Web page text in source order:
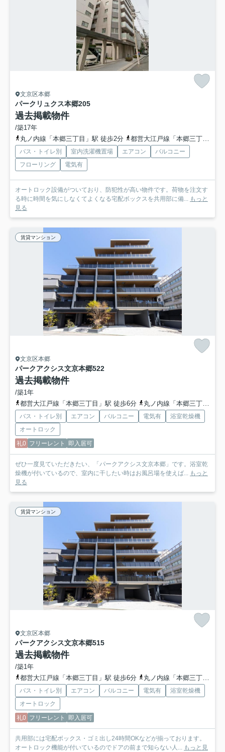
文京区本郷
パークリュクス本郷205
過去掲載物件
/築17年
丸ノ内線「本郷三丁目」駅 徒歩2分
都営大江戸線「本郷三丁目」駅 徒歩3分
バス・トイレ別 室内洗濯機置場 エアコン
バルコニー
フローリング
電気有
オートロック設備がついており、防犯性が高い物件です。荷物を注文す
る時に時間を気にしなくてよくなる宅配ボックスを共用部に備... もっと
見る
賃貸マンション
文京区本郷
パークアクシス文京本郷522
過去掲載物件
/築1年
都営大江戸線「本郷三丁目」駅 徒歩6分
丸ノ内線「本郷三丁目」駅 徒歩6分
バス・トイレ別 エアコン バルコニー 電気有
浴室乾燥機
オートロック
礼0 フリーレント 即入居可
ぜひ一度見ていただきたい、「パークアクシス文京本郷」です。浴室乾
燥機が付いているので、室内に干したい時はお風呂場を使えば... もっと
見る
賃貸マンション
文京区本郷
パークアクシス文京本郷515
過去掲載物件
/築1年
都営大江戸線「本郷三丁目」駅 徒歩6分
丸ノ内線「本郷三丁目」駅 徒歩6分
バス・トイレ別 エアコン バルコニー 電気有
浴室乾燥機
オートロック
礼0 フリーレント 即入居可
共用部には宅配ボックス・ゴミ出し24時間OKなどが揃っております。
オートロック機能が付いているのでドアの前まで知らない人... もっと見